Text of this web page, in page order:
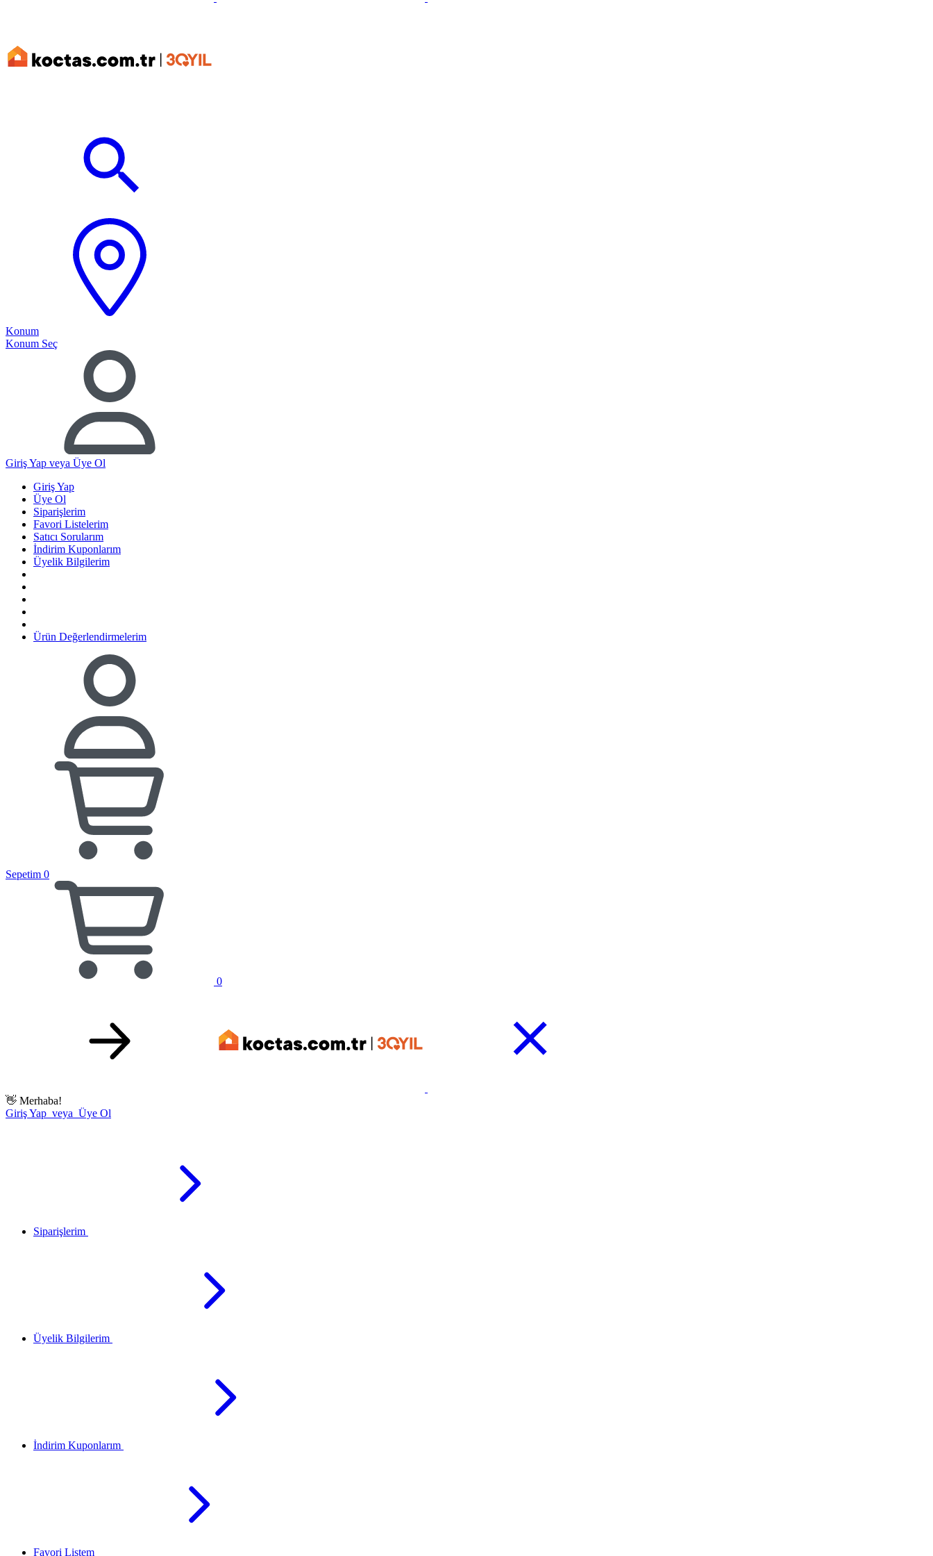
Konum
Konum Seç
Giriş Yap veya Üye Ol
Giriş Yap
Üye Ol
Siparişlerim
Favori Listelerim
Satıcı Sorularım
İndirim Kuponlarım
Üyelik Bilgilerim
Ürün Değerlendirmelerim
Sepetim 0
0
👋 Merhaba!
Giriş Yap veya Üye Ol
Siparişlerim
Üyelik Bilgilerim
İndirim Kuponlarım
Favori Listem